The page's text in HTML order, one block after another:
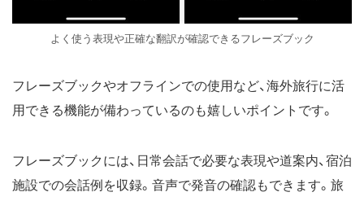
よく使う表現や正確な翻訳が確認できるフレーズブック
フレーズブックやオフラインでの使用など、海外旅行に活
用できる機能が備わっているのも嬉しいポイントです。
フレーズブックには、日常会話で必要な表現や道案内、宿泊
施設での会話例を収録。音声で発音の確認もできます。旅